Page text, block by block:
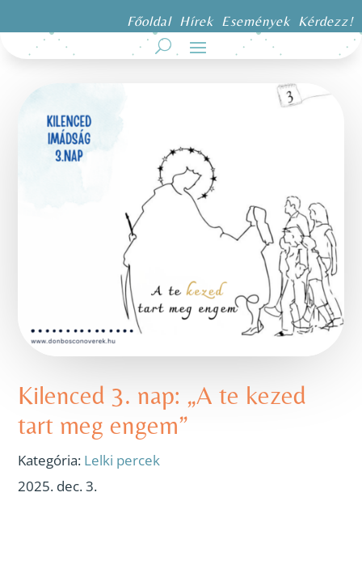
Főoldal Hírek Események Kérdezz!
Kilenced 3. nap: „A te kezed
tart meg engem”
Kategória: Lelki percek
2025. dec. 3.